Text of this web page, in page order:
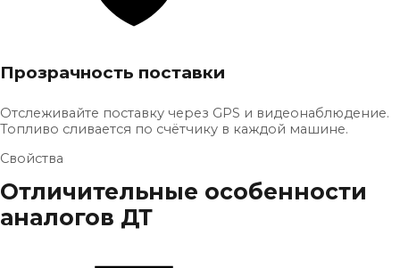
Прозрачность поставки
Отслеживайте поставку через GPS и видеонаблюдение.
Топливо сливается по счётчику в каждой машине.
Свойства
Отличительные особенности
аналогов ДТ